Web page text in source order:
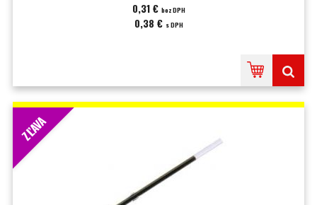
0,31 € bez DPH
0,38 € s DPH
ZĽAVA